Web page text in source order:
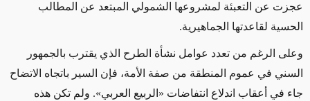
عجزت عن التعبئة لمشروعها الشمولي المبتعد عن المطالب
الحسية لقاعدتها الجماهيرية.
وعلى الرغم من تعدد عوامل نشأة الطرح الذي يقترب بالجمهور
السني في عموم المنطقة من صفة الأمة، فإن السير باتجاه الاتضاح
جاء في أعقاب اندلاع انتفاضات «الربيع العربي». ولم تكن هذه